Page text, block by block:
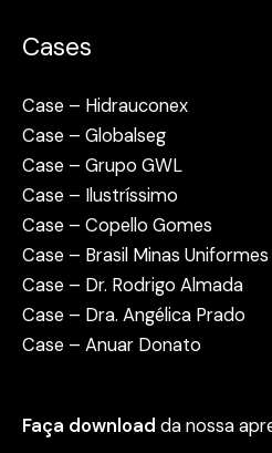
Cases
Case – Hidrauconex
Case – Globalseg
Case – Grupo GWL
Case – Ilustríssimo
Case – Copello Gomes
Case – Brasil Minas Uniformes
Case – Dr. Rodrigo Almada
Case – Dra. Angélica Prado
Case – Anuar Donato
Faça download da nossa